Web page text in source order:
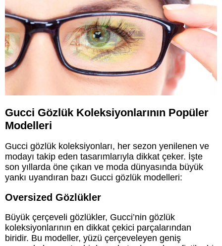
Gucci Gözlük Koleksiyonlarının Popüler
Modelleri
Gucci gözlük koleksiyonları, her sezon yenilenen ve
modayı takip eden tasarımlarıyla dikkat çeker. İşte
son yıllarda öne çıkan ve moda dünyasında büyük
yankı uyandıran bazı Gucci gözlük modelleri:
Oversized Gözlükler
Büyük çerçeveli gözlükler, Gucci’nin gözlük
koleksiyonlarının en dikkat çekici parçalarından
biridir. Bu modeller, yüzü çerçeveleyen geniş